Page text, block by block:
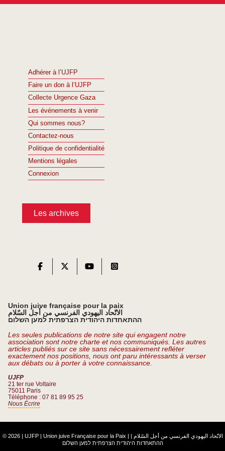
Adhérer à l’UJFP
Faire un don à l’UJFP
Collecte Urgence Gaza
Les événements à venir
Qui sommes nous?
Contactez-nous
Politique de confidentialité
Mentions légales
Connexion
Les archives
Union juive française pour la paix
الاتّحاد اليهودي الفرنسي من أجل السّلام
ההתאחדות היהודית הצרפתית למען השלום
Les seules publications de notre site qui engagent notre
association sont notre charte et nos communiqués. Les autres
articles publiés sur ce site sans nécessairement refléter
exactement nos positions, nous ont paru intéressants à verser
aux débats ou à porter à votre connaissance.
UJFP
21 ter rue Voltaire
75011 Paris
Téléphone : 07 81 89 95 25
Nous Écrire
© 2026 | UJFP | Union juive Française pour la Paix | الاتّحاد اليهودي الفرنسي من أجل السّلام
ההתאחדות היהודית הצרפתית למען השלום